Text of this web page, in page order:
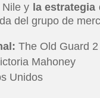
y la estrategia
del grupo de
The Old Guard 2
Mahoney
Unidos